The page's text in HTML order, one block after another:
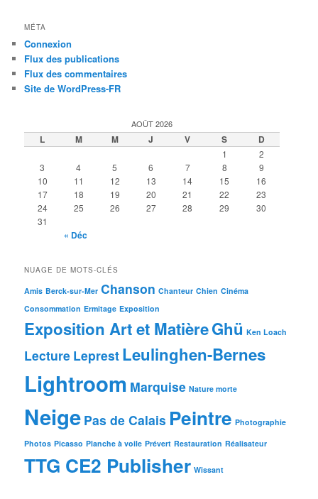
MÉTA
Connexion
Flux des publications
Flux des commentaires
Site de WordPress-FR
AOÛT 2026
L M M J V S D
1
2
3
4 5 6 7 8
9
10
11 12 13 14 15
16
17
18 19 20 21 22
23
24
25 26 27 28 29
30
31
« Déc
NUAGE DE MOTS-CLÉS
Amis Berck-sur-Mer Chanson Chanteur Chien Cinéma
Consommation Ermitage Exposition
Exposition Art et MatièreGhü Ken Loach
Lecture Leprest Leulinghen-Bernes
Lightroom Marquise Nature morte
Neige Pas de Calais Peintre Photographie
Photos Picasso Planche à voile Prévert Restauration Réalisateur
TTG CE2 Publisher Wissant